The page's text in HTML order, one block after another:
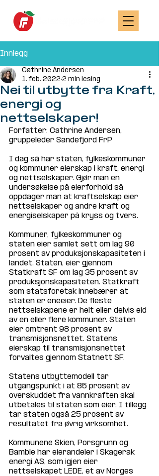
Innlegg
Nei til utbytte fra Kraft,
energi og
nettselskaper!
Cathrine Andersen
1. feb. 2022 2 min lesing
Forfatter: Cathrine Andersen,
gruppeleder Sandefjord FrP
I dag så har staten, fylkeskommuner
og kommuner eierskap i kraft, energi
og nettselskaper. Gjør man en
undersøkelse på eierforhold så
oppdager man at kraftselskap eier
nettselskaper og andre kraft og
energiselskaper på kryss og tvers.
Kommuner, fylkeskommuner og
staten eier samlet sett om lag 90
prosent av produksjonskapasiteten i
landet. Staten, eier gjennom
Statkraft SF om lag 35 prosent av
produksjonskapasiteten. Statkraft
som statsforetak innebærer at
staten er eneeier. De fleste
nettselskapene er helt eller delvis eid
av en eller flere kommuner. Staten
eier omtrent 98 prosent av
transmisjonsnettet. Statens
eierskap til transmisjonsnettet
forvaltes gjennom Statnett SF.
Statens utbyttemodell tar
utgangspunkt i at 85 prosent av
overskuddet fra vannkraften skal
utbetales til staten som eier. I tillegg
tar staten også 25 prosent av
resultatet fra øvrig virksomhet.
Kommunene Skien, Porsgrunn og
Bamble har eierandeler i Skagerak
energi AS, som igjen eier
nettselskapet LEDE, et av Norges